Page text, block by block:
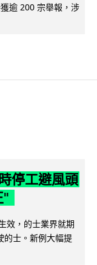
逾 200 宗舉報，涉
停工避風頭
"
效，的士業界就期
的士。新例大幅提